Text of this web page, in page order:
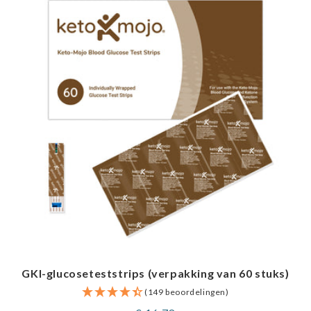
GKI-glucoseteststrips (verpakking van 60 stuks)
(149 beoordelingen)